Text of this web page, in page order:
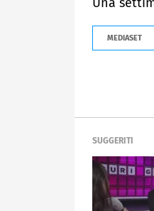
MEDIASET
SUGGERITI